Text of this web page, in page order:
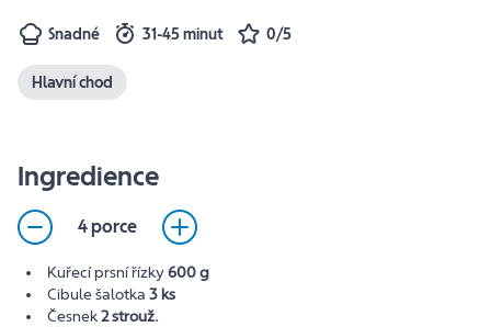
Snadné 31-45 minut 0/5
Hlavní chod
Ingredience
4 porce
Kuřecí prsní řízky600 g
Cibule šalotka 3 ks
Česnek2 strouž.